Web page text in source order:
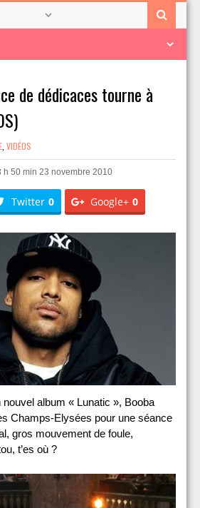
de dédicaces tourne à
VIDÉOS
h 50 min 23 novembre 2010
Twitter 0 Google+ 0
album « Lunatic », Booba
Champs-Elysées pour une séance
gros mouvement de foule,
t’es où ?